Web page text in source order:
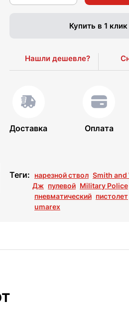
Купить в 1 клик
Нашли дешевле?
Доставка Оплата
Теги: нарезной ствол Smith and
Дж пулевой Military Police
пневматический пистолет
umarex